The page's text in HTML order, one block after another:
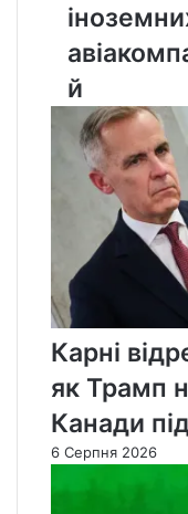
й
Карні
як Трамп
Канади
6 Серпня 2026